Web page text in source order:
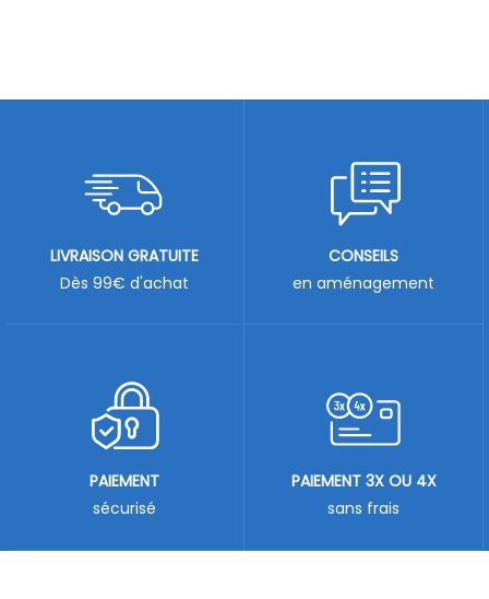
LIVRAISON GRATUITE
Dès 99€ d'achat
CONSEILS
en aménagement
PAIEMENT
sécurisé
PAIEMENT 3X OU 4X
sans frais